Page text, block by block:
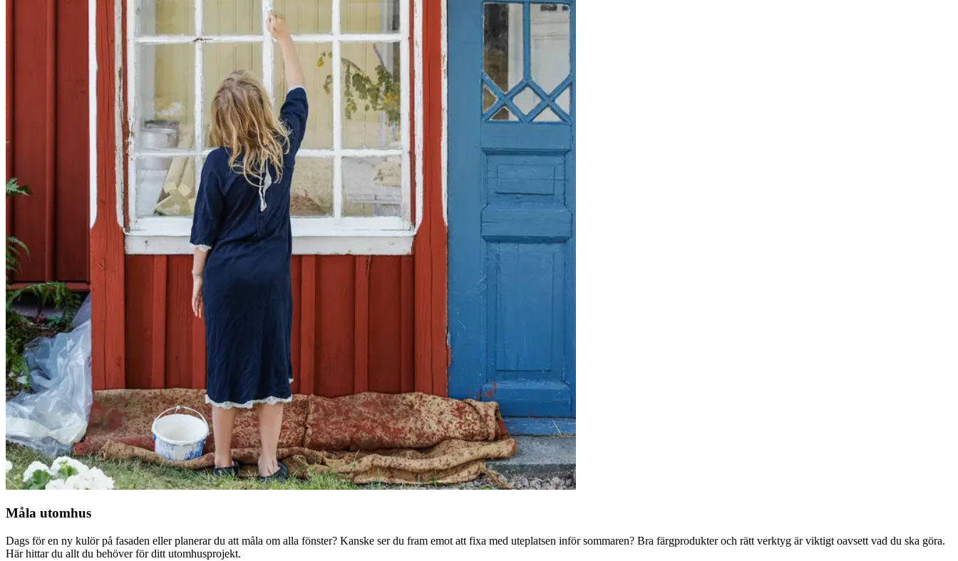
Måla utomhus
Dags för en ny kulör på fasaden eller planerar du att måla om alla fönster? Kanske ser du fram emot att fixa med uteplatsen inför sommaren? Bra färgprodukter och rätt verktyg är viktigt oavsett vad du ska göra.
Här hittar du allt du behöver för ditt utomhusprojekt.